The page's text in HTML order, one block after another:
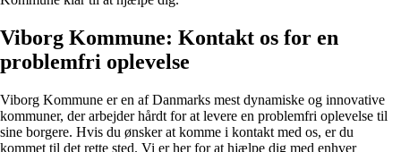
Viborg Kommune: Kontakt os for en
problemfri oplevelse
Viborg Kommune er en af Danmarks mest dynamiske og innovative
kommuner, der arbejder hårdt for at levere en problemfri oplevelse til
sine borgere. Hvis du ønsker at komme i kontakt med os, er du
kommet til det rette sted. Vi er her for at hjælpe dig med enhver